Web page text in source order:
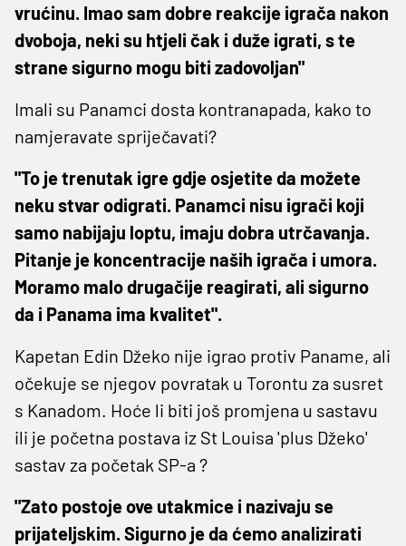
vrućinu. Imao sam dobre reakcije igrača nakon
dvoboja, neki su htjeli čak i duže igrati, s te
strane sigurno mogu biti zadovoljan"
Imali su Panamci dosta kontranapada, kako to
namjeravate spriječavati?
"To je trenutak igre gdje osjetite da možete
neku stvar odigrati. Panamci nisu igrači koji
samo nabijaju loptu, imaju dobra utrčavanja.
Pitanje je koncentracije naših igrača i umora.
Moramo malo drugačije reagirati, ali sigurno
da i Panama ima kvalitet".
Kapetan Edin Džeko nije igrao protiv Paname, ali
očekuje se njegov povratak u Torontu za susret
s Kanadom. Hoće li biti još promjena u sastavu
ili je početna postava iz St Louisa 'plus Džeko'
sastav za početak SP-a ?
"Zato postoje ove utakmice i nazivaju se
prijateljskim. Sigurno je da ćemo analizirati